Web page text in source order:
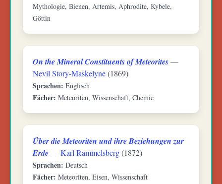
Mythologie, Bienen, Artemis, Aphrodite, Kybele,
Göttin
On the Mineral Constituents of Meteorites—
Nevil Story-Maskelyne(1869)
Sprachen: Englisch
Fächer: Meteoriten, Wissenschaft, Chemie
Über die Meteoriten und ihre Beziehungen zur
Erde—Karl Rammelsberg(1872)
Sprachen: Deutsch
Fächer: Meteoriten, Eisen, Wissenschaft